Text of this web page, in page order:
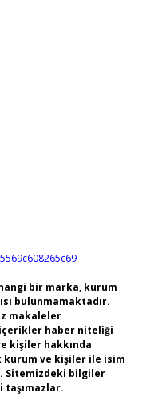
bir marka, kurum
bulunmamaktadır.
makaleler
haber niteliği
kişiler hakkında
kurum ve kişiler ile isim
Sitemizdeki bilgiler